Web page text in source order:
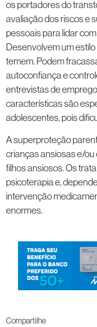
os portadores do
avaliação dos riscos e
pessoais para lidar
Desenvolvem um
temem. Podem
autoconfiança e
entrevistas de
características são
adolescentes, pois
A superproteção
crianças ansiosas e/ou
filhos ansiosos. Os
psicoterapia e,
intervenção
enormes.
Compartilhe